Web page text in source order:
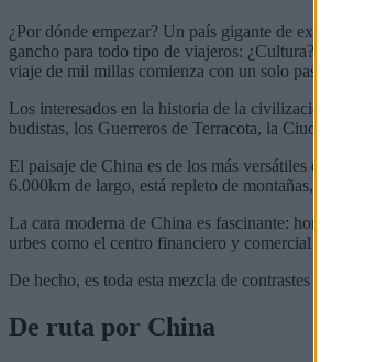
¿Por dónde empezar? Un país gigante de
gancho para todo tipo de viajeros: ¿Cultura?
viaje de mil millas comienza con un solo paso».
Los interesados en la historia de la civilización
budistas, los Guerreros de Terracota, la Ciudad
El paisaje de China es de los más versátiles e
6.000km de largo, está repleto de montañas,
La cara moderna de China es fascinante:
urbes como el centro financiero y comercial de
De hecho, es toda esta mezcla de contrastes lo
De ruta por China